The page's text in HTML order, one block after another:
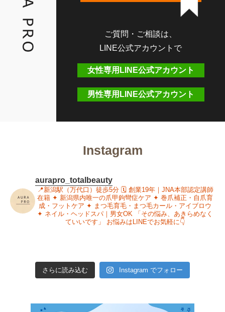
ご質問・ご相談は、
LINE公式アカウントで
女性専用LINE公式アカウント
男性専用LINE公式アカウント
Instagram
aurapro_totalbeauty
📍新潟駅（万代口）徒歩5分🗓 創業19年｜JNA本部認定講師
在籍 ✦ 新潟県内唯一の爪甲鉤彎症ケア ✦ 巻爪補正・自爪育
成・フットケア ✦ まつ毛育毛・まつ毛カール・アイブロウ
✦ ネイル・ヘッドスパ｜男女OK 「その悩み、あきらめなく
ていいです」
お悩みはLINEでお気軽に👇
さらに読み込む Instagram でフォロー